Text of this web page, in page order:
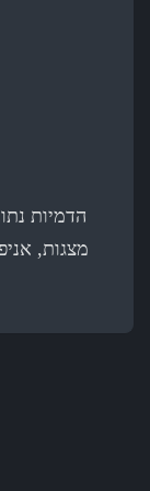
הדמיות
מצגות,